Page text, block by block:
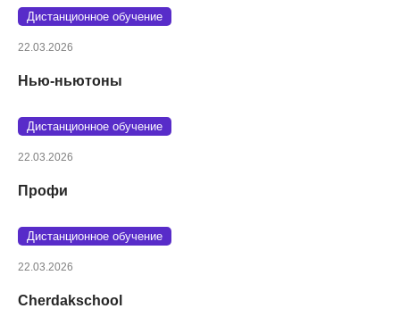
Дистанционное обучение
22.03.2026
Нью-ньютоны
Дистанционное обучение
22.03.2026
Профи
Дистанционное обучение
22.03.2026
Cherdakschool